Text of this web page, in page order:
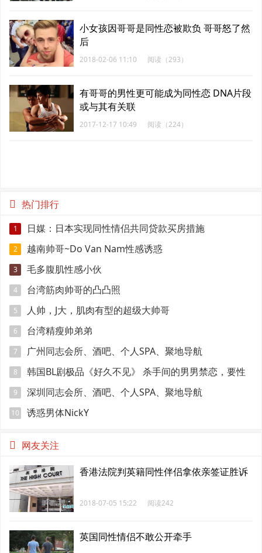
小女孩因哥哥是同性恋被欺负 哥哥怒了然
后
2018-02-06 11:10 阅读（293）
有哥哥的男性更可能成为同性恋 DNA片段
或与其有关联
2017-12-17 10:49 阅读（224）
热门排行
1 日媒：日本实现同性情侣共同贷款买房措施
2 越南帅哥~Do Van Nam性感诱惑
3 毛多腹肌性感小伙
4 台湾筋肉帅哥的凸凸照
5 人帅，J大，肌肉有型的超级大帅哥
6 台湾精瘦帅弟弟
7 广州同志会所、酒吧、个人SPA、聚地导航
8
韩国BL剧极品《好久不见》 杀手间的男男禁恋，要性
命还是爱情？
9 深圳同志会所、酒吧、个人SPA、聚地导航
10 诱惑男体NickY
网友关注
香港法院判英籍同性伴侣拿依亲签证胜诉
2018-07-05 15:22 阅读242
英国同性情侣不敢公开牵手